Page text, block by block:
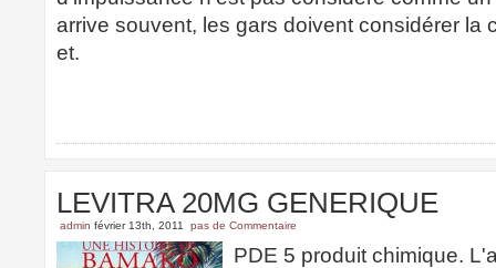
arrive souvent, les gars doivent considérer la
et.
LEVITRA 20MG GENERIQUE
admin février 13th, 2011 pas de Commentaire
PDE 5 produit chimique.